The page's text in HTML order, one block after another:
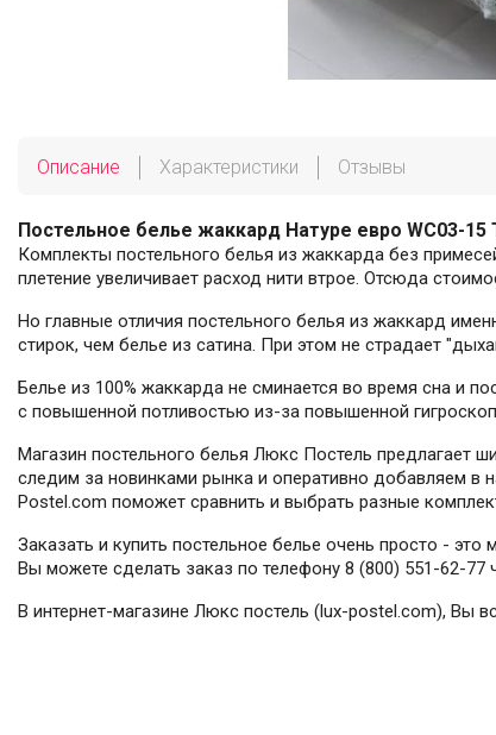
Описание Характеристики Отзывы
Постельное белье жаккард Натуре евро WC03-15
Комплекты постельного белья из жаккарда без
плетение увеличивает расход нити втрое. Отсюда
Но главные отличия постельного белья из жаккард
стирок, чем белье из сатина. При этом не страдает
Белье из 100% жаккарда не сминается во время сна и
с повышенной потливостью из-за повышенной
Магазин постельного белья Люкс Постель предлагает
следим за новинками рынка и оперативно добавляем в
Postel.com поможет сравнить и выбрать разные
Заказать и купить постельное белье очень просто -
Вы можете сделать заказ по телефону 8 (800) 551-62-77
В интернет-магазине Люкс постель (lux-postel.com), Вы